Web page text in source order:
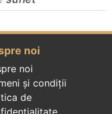
noi
noi
și condiții
de